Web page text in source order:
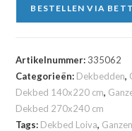
BESTELLEN VIA
Artikelnummer: 335062
Categorieën: Dekbedden,
Dekbed 140x220 cm,
Dekbed 270x240 cm
Tags: Dekbed Loiva,